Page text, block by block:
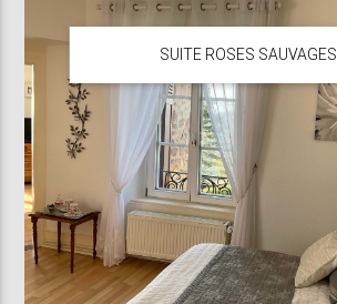
SUITE ROSES SAUVAGES